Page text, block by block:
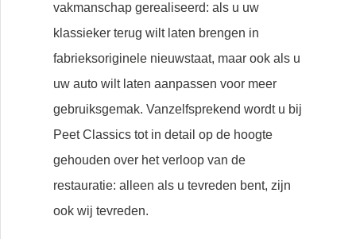
vakmanschap gerealiseerd: als u uw
klassieker terug wilt laten brengen in
fabrieksoriginele nieuwstaat, maar ook als u
uw auto wilt laten aanpassen voor meer
gebruiksgemak. Vanzelfsprekend wordt u bij
Peet Classics tot in detail op de hoogte
gehouden over het verloop van de
restauratie: alleen als u tevreden bent, zijn
ook wij tevreden.